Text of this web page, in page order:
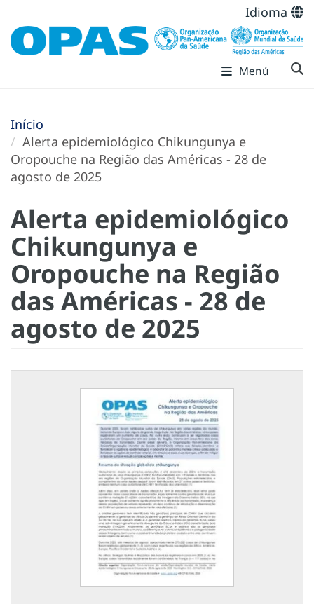
Idioma
Menú
Início
Alerta epidemiológico Chikungunya e
Oropouche na Região das Américas - 28 de
agosto de 2025
Alerta epidemiológico
Chikungunya e
Oropouche na Região
das Américas - 28 de
agosto de 2025